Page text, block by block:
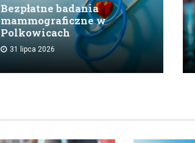
Bezpłatne badania
mammograficzne w
Polkowicach
31 lipca 2026